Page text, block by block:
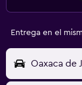
Entrega en el
Oaxaca de